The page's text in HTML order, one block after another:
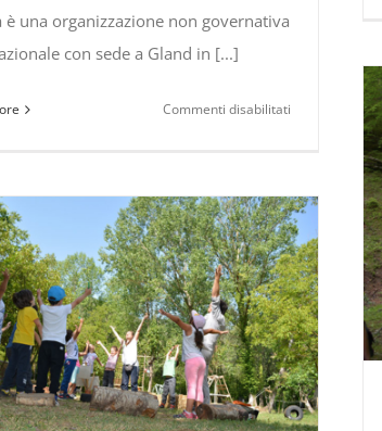
è una organizzazione non governativa
con sede a Gland in [...]
Commenti disabilitati
far
parte
di
IUCN